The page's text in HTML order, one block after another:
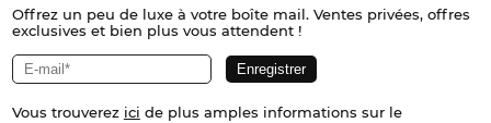
Offrez un peu de luxe à votre boîte mail. Ventes privées, offres
exclusives et bien plus vous attendent !
Vous trouverez ici de plus amples informations sur le